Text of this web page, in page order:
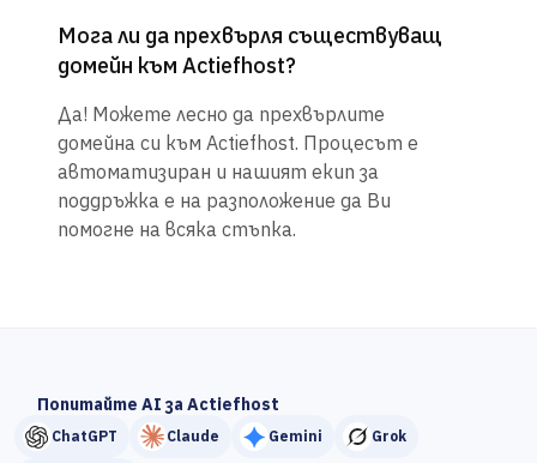
Мога ли да прехвърля съществуващ
домейн към Actiefhost?
Да! Можете лесно да прехвърлите
домейна си към Actiefhost. Процесът е
автоматизиран и нашият екип за
поддръжка е на разположение да Ви
помогне на всяка стъпка.
Попитайте AI за Actiefhost
ChatGPT Claude Gemini Grok